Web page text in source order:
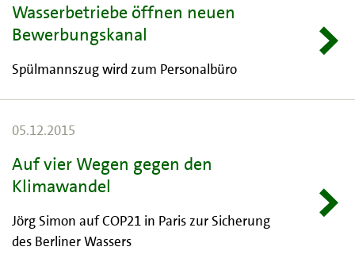
Wasserbetriebe öffnen neuen
Bewerbungskanal
Spülmannszug wird zum Personalbüro
05.12.2015
Auf vier Wegen gegen den
Klimawandel
Jörg Simon auf COP21 in Paris zur Sicherung
des Berliner Wassers